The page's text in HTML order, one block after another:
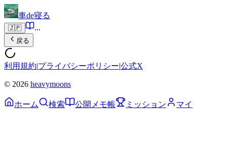
車de寝る
🇯🇵 ...
戻る
利用規約|プライバシーポリシー|公式X
© 2026 heavymoons
ホーム 検索 公開メモ帳 ミッション マイ